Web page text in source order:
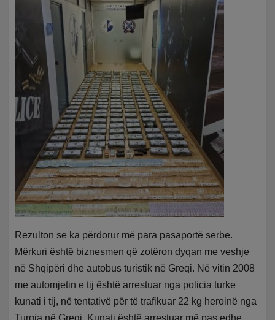
Rezulton se ka përdorur më para pasaportë serbe.
Mërkuri është biznesmen që zotëron dyqan me veshje
në Shqipëri dhe autobus turistik në Greqi. Në vitin 2008
me automjetin e tij është arrestuar nga policia turke
kunati i tij, në tentativë për të trafikuar 22 kg heroinë nga
Turqia në Greqi. Kunati është arrestuar më pas edhe